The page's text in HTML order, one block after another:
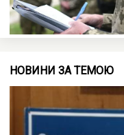
НОВИНИ ЗА ТЕМОЮ